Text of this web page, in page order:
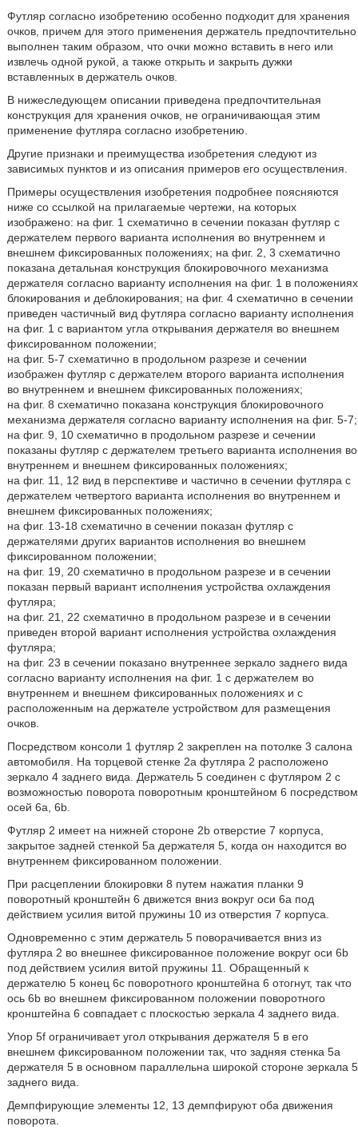
Футляр согласно изобретению особенно подходит для хранения
очков, причем для этого применения держатель предпочтительно
выполнен таким образом, что очки можно вставить в него или
извлечь одной рукой, а также открыть и закрыть дужки
вставленных в держатель очков.
В нижеследующем описании приведена предпочтительная
конструкция для хранения очков, не ограничивающая этим
применение футляра согласно изобретению.
Другие признаки и преимущества изобретения следуют из
зависимых пунктов и из описания примеров его осуществления.
Примеры осуществления изобретения подробнее поясняются
ниже со ссылкой на прилагаемые чертежи, на которых
изображено: на фиг. 1 схематично в сечении показан футляр с
держателем первого варианта исполнения во внутреннем и
внешнем фиксированных положениях; на фиг. 2, 3 схематично
показана детальная конструкция блокировочного механизма
держателя согласно варианту исполнения на фиг. 1 в положениях
блокирования и деблокирования; на фиг. 4 схематично в сечении
приведен частичный вид футляра согласно варианту исполнения
на фиг. 1 с вариантом угла открывания держателя во внешнем
фиксированном положении;
на фиг. 5-7 схематично в продольном разрезе и сечении
изображен футляр с держателем второго варианта исполнения
во внутреннем и внешнем фиксированных положениях;
на фиг. 8 схематично показана конструкция блокировочного
механизма держателя согласно варианту исполнения на фиг. 5-7;
на фиг. 9, 10 схематично в продольном разрезе и сечении
показаны футляр с держателем третьего варианта исполнения во
внутреннем и внешнем фиксированных положениях;
на фиг. 11, 12 вид в перспективе и частично в сечении футляра с
держателем четвертого варианта исполнения во внутреннем и
внешнем фиксированных положениях;
на фиг. 13-18 схематично в сечении показан футляр с
держателями других вариантов исполнения во внешнем
фиксированном положении;
на фиг. 19, 20 схематично в продольном разрезе и в сечении
показан первый вариант исполнения устройства охлаждения
футляра;
на фиг. 21, 22 схематично в продольном разрезе и в сечении
приведен второй вариант исполнения устройства охлаждения
футляра;
на фиг. 23 в сечении показано внутреннее зеркало заднего вида
согласно варианту исполнения на фиг. 1 с держателем во
внутреннем и внешнем фиксированных положениях и с
расположенным на держателе устройством для размещения
очков.
Посредством консоли 1 футляр 2 закреплен на потолке 3 салона
автомобиля. На торцевой стенке 2a футляра 2 расположено
зеркало 4 заднего вида. Держатель 5 соединен с футляром 2 с
возможностью поворота поворотным кронштейном 6 посредством
осей 6a, 6b.
Футляр 2 имеет на нижней стороне 2b отверстие 7 корпуса,
закрытое задней стенкой 5a держателя 5, когда он находится во
внутреннем фиксированном положении.
При расцеплении блокировки 8 путем нажатия планки 9
поворотный кронштейн 6 движется вниз вокруг оси 6a под
действием усилия витой пружины 10 из отверстия 7 корпуса.
Одновременно с этим держатель 5 поворачивается вниз из
футляра 2 во внешнее фиксированное положение вокруг оси 6b
под действием усилия витой пружины 11. Обращенный к
держателю 5 конец 6c поворотного кронштейна 6 отогнут, так что
ось 6b во внешнем фиксированном положении поворотного
кронштейна 6 совпадает с плоскостью зеркала 4 заднего вида.
Упор 5f ограничивает угол открывания держателя 5 в его
внешнем фиксированном положении так, что задняя стенка 5a
держателя 5 в основном параллельна широкой стороне зеркала 5
заднего вида.
Демпфирующие элементы 12, 13 демпфируют оба движения
поворота.